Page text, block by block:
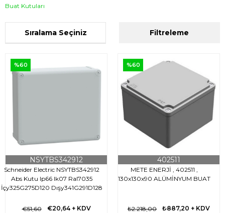
Buat Kutuları
Filtreleme
Sıralama
Schneider Electric NSYTBS342912
Abs Kutu Ip66 Ik07 Ral7035
İçy325G275D120 Dışy341G291D128
NSYTBS342912
€20,64 + KDV
€51,60
%60
METE ENERJİ , 402511 ,
130x130x90 ALÜMİNYUM BUAT
402511
₺887,20 + KDV
₺2.218,00
%60